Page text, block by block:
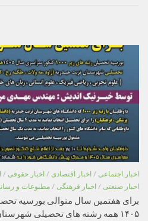
اخبار اجتماعی / اخبار اقتصادی / اخبار حقوقی /
اخبار صنعتی / اخبار فرهنگی / مطبوعات و
برای هفتمین سال متوالی بورسیه
۱۴۰۵ همه رشته های تحصیلی